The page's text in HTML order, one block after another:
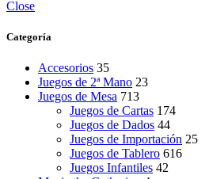
Close
Categoría
Accesorios 35
Juegos de 2ª Mano 23
Juegos de Mesa 713
Juegos de Cartas 174
Juegos de Dados 44
Juegos de Importación 25
Juegos de Tablero 616
Juegos Infantiles 42